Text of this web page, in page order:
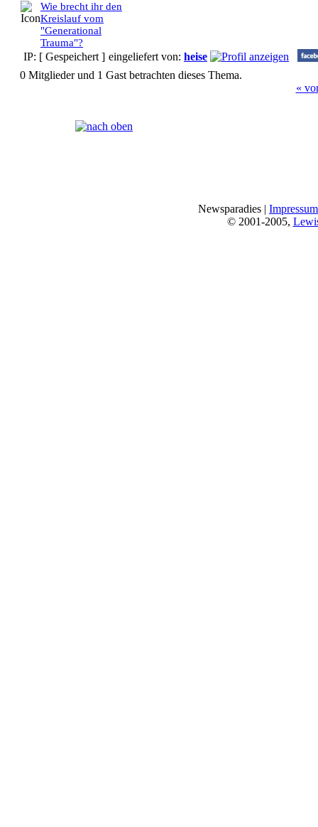
Wie brecht ihr den
Kreislauf vom
"Generational
Trauma"?
IP: [ Gespeichert ] eingeliefert von: heise
0 Mitglieder und 1 Gast betrachten dieses Thema.
«
Newsparadies | Impressum
© 2001-2005,